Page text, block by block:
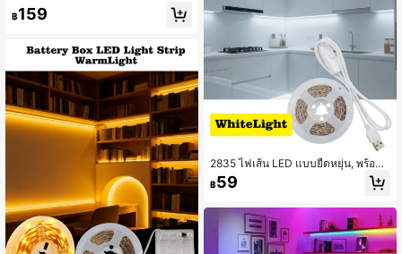
ชม./กลางคืน หน่วงเวลา 15 วินาที-5 น
฿159
2835 ไฟเส้น LED แบบยืดหยุ่น, พร้อมปุ่
มควบคุม 501, ใช้พลังงาน USB - เหมา
ะสำหรับตกแต่งห้องนอน, สร้างบรรยาก
ลท์ทีวี
฿59